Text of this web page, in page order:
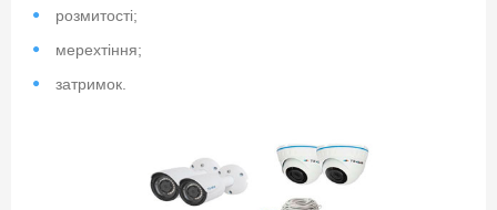
розмитості;
мерехтіння;
затримок.